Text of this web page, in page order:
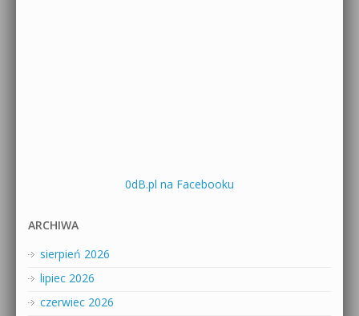
0dB.pl na Facebooku
ARCHIWA
sierpień 2026
lipiec 2026
czerwiec 2026